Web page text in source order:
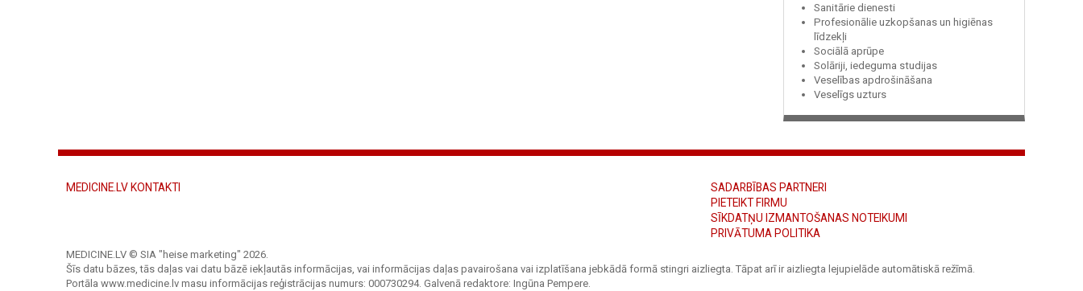
Sanitārie dienesti
Profesionālie uzkopšanas un higiēnas
līdzekļi
Sociālā aprūpe
Solāriji, iedeguma studijas
Veselības apdrošināšana
Veselīgs uzturs
MEDICINE.LV KONTAKTI
SADARBĪBAS PARTNERI
PIETEIKT FIRMU
SĪKDATŅU IZMANTOŠANAS NOTEIKUMI
PRIVĀTUMA POLITIKA
MEDICINE.LV © SIA "heise marketing" 2026.
Šīs datu bāzes, tās daļas vai datu bāzē iekļautās informācijas, vai informācijas daļas pavairošana vai izplatīšana jebkādā formā stingri aizliegta. Tāpat arī ir aizliegta lejupielāde automātiskā režīmā.
Portāla www.medicine.lv masu informācijas reģistrācijas numurs: 000730294. Galvenā redaktore: Ingūna Pempere.